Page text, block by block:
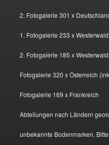
2. Fotogalerie 301 x
1. Fotogalerie 233 x Westerwald
2. Fotogalerie 185 x Westerwald
Fotogalerie 320 x Österreich
Fotogalerie 169 x Frankreich
Abteilungen nach Ländern
unbekannte Bodenmarken,